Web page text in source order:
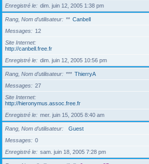
Enregistré le
dim. juin 12, 2005 1:38 pm
Rang, Nom d’utilisateur ** Canbell
Messages
12
Site Internet
http://canbell.free.fr
Enregistré le
dim. juin 12, 2005 10:56 pm
Rang, Nom d’utilisateur *** ThierryA
Messages
27
Site Internet
http://hieronymus.assoc.free.fr
Enregistré le
mer. juin 15, 2005 8:40 am
Rang, Nom d’utilisateur
Guest
Messages
0
Enregistré le
sam. juin 18, 2005 7:28 pm